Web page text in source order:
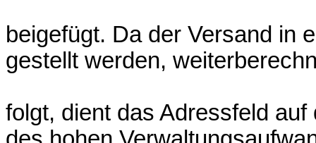
beigefügt. Da der Versand in
gestellt werden,
folgt, dient das Adressfeld